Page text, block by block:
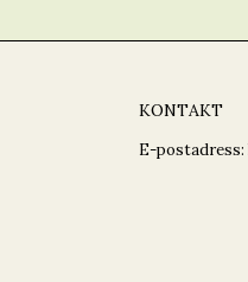
KONTAKT
E-postadress: